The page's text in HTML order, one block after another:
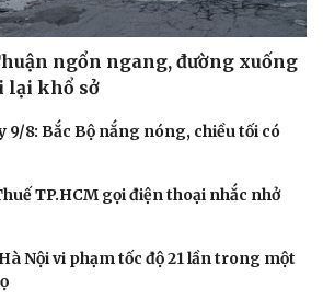
ngổn ngang, đường xuống
lại khổ sở
9/8: Bắc Bộ nắng nóng, chiều tối có
TP.HCM gọi điện thoại nhắc nhở
Nội vi phạm tốc độ 21 lần trong một